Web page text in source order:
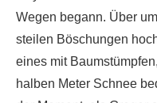
Wegen begann. Über
steilen Böschungen
eines mit
halben Meter Schnee